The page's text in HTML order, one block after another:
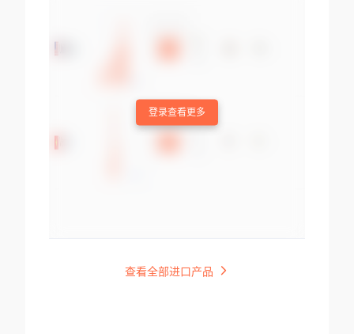
登录查看更多
查看全部进口产品